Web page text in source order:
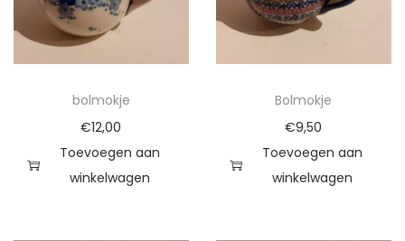
t
a
l
bolmokje
€12,00
Toevoegen aan
winkelwagen
Bolmokje
€9,50
Toevoegen aan
winkelwagen